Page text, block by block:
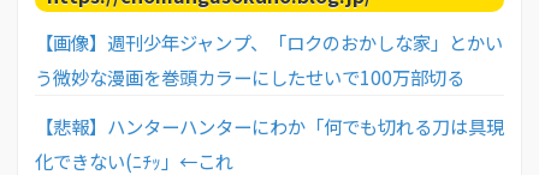
【画像】週刊少年ジャンプ、「ロクのおかしな家」とかい
う微妙な漫画を巻頭カラーにしたせいで100万部切る
【悲報】ハンターハンターにわか「何でも切れる刀は具現
化できない(ﾆﾁｯ」←これ